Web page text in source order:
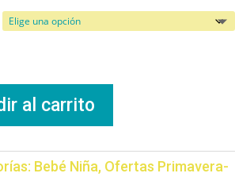
al carrito
Bebé Niña, Ofertas Primavera-